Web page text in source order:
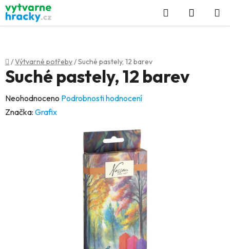
Přejít
na
obsah
Hledat
KOŠÍK
Domů
/Výtvarné potřeby/Suché pastely, 12 barev
Suché pastely, 12 barev
Průměrné
hodnocení
Neohodnoceno Podrobnosti hodnocení
Značka: Grafix